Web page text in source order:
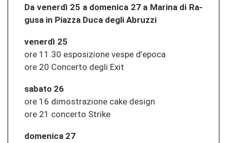
Da venerdì 25 a do­me­ni­ca 27 a Ma­ri­na di Ra­
gu­sa in Pia­z­za Duca degli Ab­ru­z­zi
venerdì 25
ore 11.30 es­po­si­zio­ne vespe d’epoca
ore 20 Con­cer­to degli Exit
sa­ba­to 26
ore 16 di­mos­tra­zio­ne cake de­sign
ore 21 con­cer­to Strike
do­me­ni­ca 27